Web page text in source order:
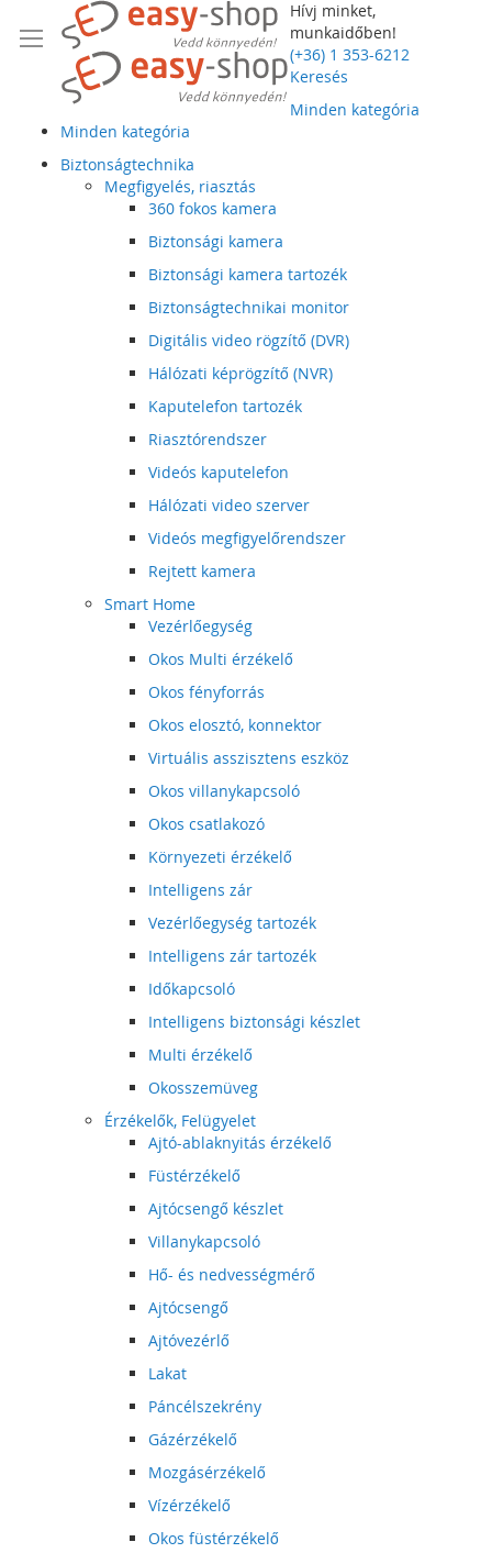
Hívj minket,
munkaidőben!
(+36) 1 353-6212
Keresés
Minden kategória
Minden kategória
Biztonságtechnika
Megfigyelés, riasztás
360 fokos kamera
Biztonsági kamera
Biztonsági kamera tartozék
Biztonságtechnikai monitor
Digitális video rögzítő (DVR)
Hálózati képrögzítő (NVR)
Kaputelefon tartozék
Riasztórendszer
Videós kaputelefon
Hálózati video szerver
Videós megfigyelőrendszer
Rejtett kamera
Smart Home
Vezérlőegység
Okos Multi érzékelő
Okos fényforrás
Okos elosztó, konnektor
Virtuális asszisztens eszköz
Okos villanykapcsoló
Okos csatlakozó
Környezeti érzékelő
Intelligens zár
Vezérlőegység tartozék
Intelligens zár tartozék
Időkapcsoló
Intelligens biztonsági készlet
Multi érzékelő
Okosszemüveg
Érzékelők, Felügyelet
Ajtó-ablaknyitás érzékelő
Füstérzékelő
Ajtócsengő készlet
Villanykapcsoló
Hő- és nedvességmérő
Ajtócsengő
Ajtóvezérlő
Lakat
Páncélszekrény
Gázérzékelő
Mozgásérzékelő
Vízérzékelő
Okos füstérzékelő